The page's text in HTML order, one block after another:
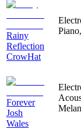
Rainy
Reflection
CrowHat
Forever
Josh
Wales